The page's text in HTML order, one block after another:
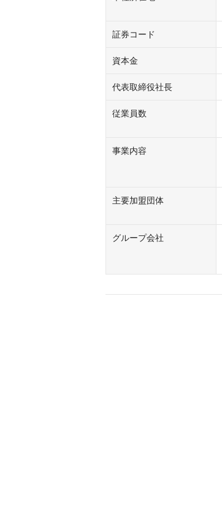
証券コード
資本金
代表取締役社長
従業員数
事業内容
主要加盟団体
グループ会社